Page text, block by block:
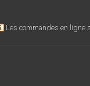
Les commandes en ligne